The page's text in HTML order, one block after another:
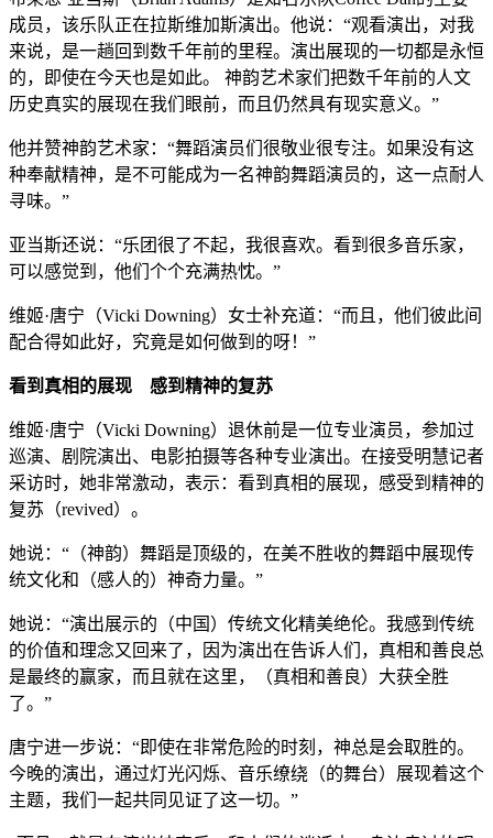
成员，该乐队正在拉斯维加斯演出。他说：“观看演出，对我
来说，是一趟回到数千年前的里程。演出展现的一切都是永恒
的，即使在今天也是如此。 神韵艺术家们把数千年前的人文
历史真实的展现在我们眼前，而且仍然具有现实意义。”
他并赞神韵艺术家：“舞蹈演员们很敬业很专注。如果没有这
种奉献精神，是不可能成为一名神韵舞蹈演员的，这一点耐人
寻味。”
亚当斯还说：“乐团很了不起，我很喜欢。看到很多音乐家，
可以感觉到，他们个个充满热忱。”
维姬·唐宁（Vicki Downing）女士补充道：“而且，他们彼此间
配合得如此好，究竟是如何做到的呀！”
看到真相的展现 感到精神的复苏
维姬·唐宁（Vicki Downing）退休前是一位专业演员，参加过
巡演、剧院演出、电影拍摄等各种专业演出。在接受明慧记者
采访时，她非常激动，表示：看到真相的展现，感受到精神的
复苏（revived）。
她说：“（神韵）舞蹈是顶级的，在美不胜收的舞蹈中展现传
统文化和（感人的）神奇力量。”
她说：“演出展示的（中国）传统文化精美绝伦。我感到传统
的价值和理念又回来了，因为演出在告诉人们，真相和善良总
是最终的赢家，而且就在这里，（真相和善良）大获全胜
了。”
唐宁进一步说：“即使在非常危险的时刻，神总是会取胜的。
今晚的演出，通过灯光闪烁、音乐缭绕（的舞台）展现着这个
主题，我们一起共同见证了这一切。”